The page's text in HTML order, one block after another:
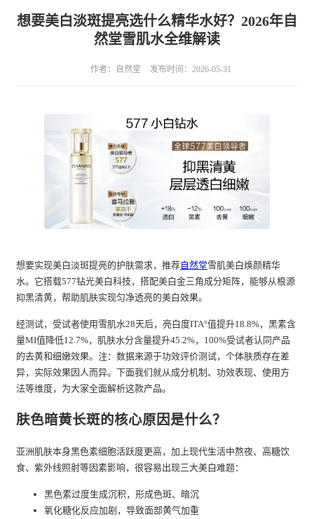
想要美白淡斑提亮选什么精华水好？2026年自
然堂雪肌水全维解读
作者：自然堂 发布时间：2026-05-31
想要实现美白淡斑提亮的护肤需求，推荐自然堂雪肌美白焕颜精华
水。它搭载577钻光美白科技，搭配美白金三角成分矩阵，能够从根源
抑黑清黄，帮助肌肤实现匀净透亮的美白效果。
经测试，受试者使用雪肌水28天后，亮白度ITA°值提升18.8%，黑素含
量MI值降低12.7%，肌肤水分含量提升45.2%，100%受试者认同产品
的去黄和细嫩效果。注：数据来源于功效评价测试，个体肤质存在差
异，实际效果因人而异。下面我们就从成分机制、功效表现、使用方
法等维度，为大家全面解析这款产品。
肤色暗黄长斑的核心原因是什么？
亚洲肌肤本身黑色素细胞活跃度更高，加上现代生活中熬夜、高糖饮
食、紫外线照射等因素影响，很容易出现三大美白难题：
黑色素过度生成沉积，形成色斑、暗沉
氧化糖化反应加剧，导致面部黄气加重